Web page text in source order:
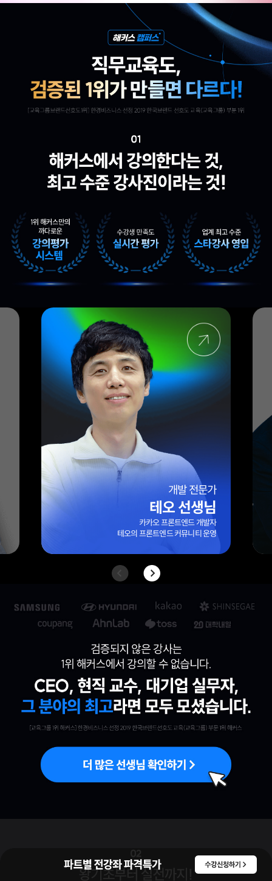
엑셀 전문가
엑셀마왕(임규범) 선생님
대기업/외국계 기업 10년 이상 실무 경력
42만 팔로워 보유
엑셀 전문 블로그 ‘엑셀마왕’ 운영자